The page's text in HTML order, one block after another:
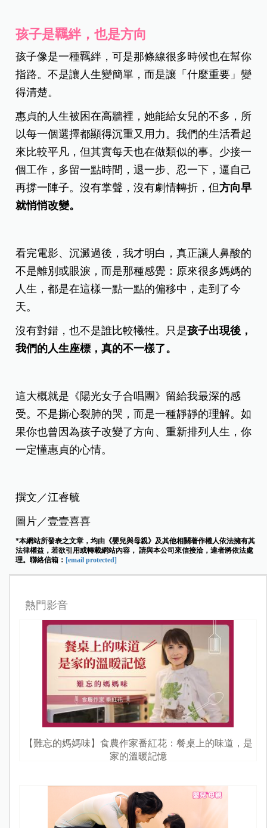
孩子是羈絆，也是方向
孩子像是一種羈絆，可是那條線很多時候也在幫你
指路。不是讓人生變簡單，而是讓「什麼重要」變
得清楚。
惠貞的人生被困在高牆裡，她能給女兒的不多，所
以每一個選擇都顯得沉重又用力。我們的生活看起
來比較平凡，但其實每天也在做類似的事。少接一
個工作，多留一點時間，退一步、忍一下，逼自己
再撐一陣子。沒有掌聲，沒有劇情轉折，但方向早
就悄悄改變。
看完電影、沉澱過後，我才明白，真正讓人鼻酸的
不是離別或眼淚，而是那種感覺：原來很多媽媽的
人生，都是在這樣一點一點的偏移中，走到了今
天。
沒有對錯，也不是誰比較犧牲。只是孩子出現後，
我們的人生座標，真的不一樣了。
這大概就是《陽光女子合唱團》留給我最深的感
受。不是撕心裂肺的哭，而是一種靜靜的理解。如
果你也曾因為孩子改變了方向、重新排列人生，你
一定懂惠貞的心情。
撰文／江睿毓
圖片／壹壹喜喜
*本網站所發表之文章，均由《嬰兒與母親》及其他相關著作權人依法擁有其
法律權益，若欲引用或轉載網站內容， 請與本公司來信接洽，違者將依法處
理。聯絡信箱： [email protected]
熱門影音
【難忘的媽媽味】食農作家番紅花：餐桌上的味道，是
家的溫暖記憶